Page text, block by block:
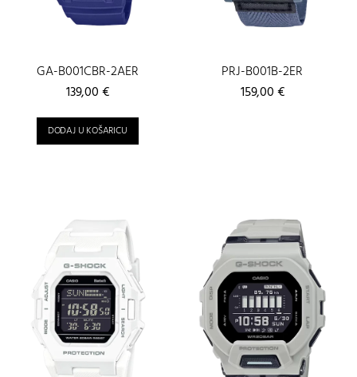
GA-B001CBR-2AER
139,00€
DODAJ U KOŠARICU
PRJ-B001B-2ER
159,00€